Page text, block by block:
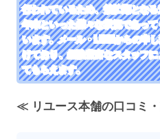
行われているため、繁忙期とな
年末といった様々な状況であっ
います。メール・LINEからの申
けており、経験豊富なスタッフ
てもらえます。
≪ リユース本舗の口コミ